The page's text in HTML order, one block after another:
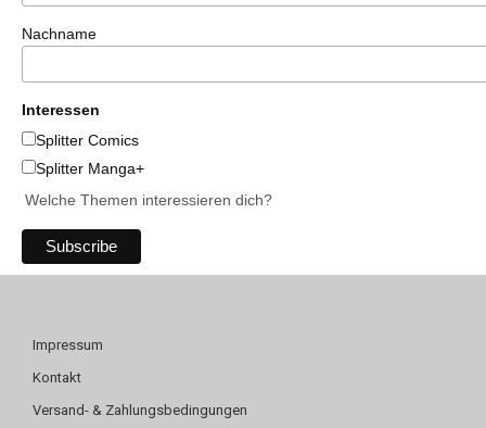
Nachname
Interessen
Splitter Comics
Splitter Manga+
Welche Themen interessieren dich?
Impressum
Kontakt
Versand- & Zahlungsbedingungen